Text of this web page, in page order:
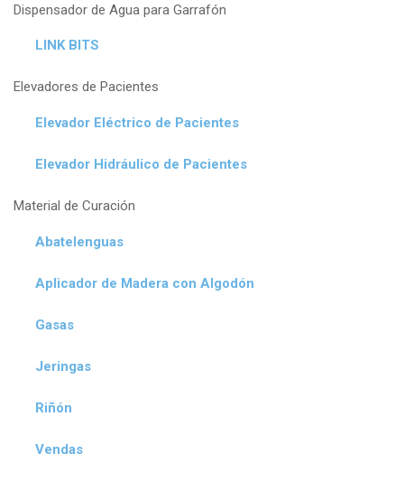
Dispensador de Agua para Garrafón
LINK BITS
Elevadores de Pacientes
Elevador Eléctrico de Pacientes
Elevador Hidráulico de Pacientes
Material de Curación
Abatelenguas
Aplicador de Madera con Algodón
Gasas
Jeringas
Riñón
Vendas